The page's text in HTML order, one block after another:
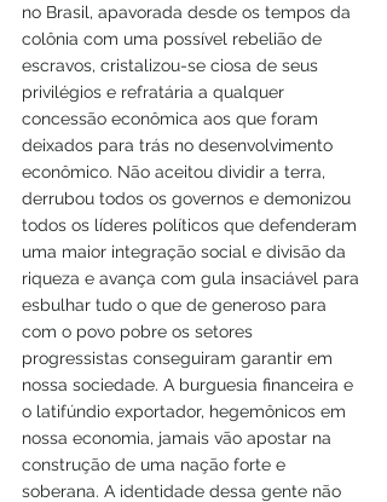
no Brasil, apavorada desde os tempos da
colônia com uma possível rebelião de
escravos, cristalizou-se ciosa de seus
privilégios e refratária a qualquer
concessão econômica aos que foram
deixados para trás no desenvolvimento
econômico. Não aceitou dividir a terra,
derrubou todos os governos e demonizou
todos os líderes políticos que defenderam
uma maior integração social e divisão da
riqueza e avança com gula insaciável para
esbulhar tudo o que de generoso para
com o povo pobre os setores
progressistas conseguiram garantir em
nossa sociedade. A burguesia financeira e
o latifúndio exportador, hegemônicos em
nossa economia, jamais vão apostar na
construção de uma nação forte e
soberana. A identidade dessa gente não